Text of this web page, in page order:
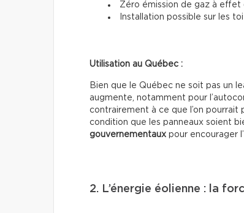
Zéro émission de gaz à effet
Installation possible sur les
Utilisation au Québec :
Bien que le Québec ne soit pas un
augmente, notamment pour
contrairement à ce que l’on pourrait
condition que les panneaux soient
gouvernementaux pour encourager
2. L’énergie éolienne : la